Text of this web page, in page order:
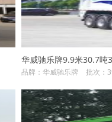
华威驰乐牌9.9米30.7吨
品牌：华威驰乐牌 批次：